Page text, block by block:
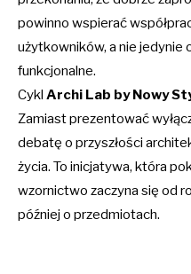
powinno wspierać
użytkowników, a nie jedynie
funkcjonalne.
Cykl Archi Lab by Nowy
Zamiast prezentować
debatę o przyszłości
życia. To inicjatywa, która
wzornictwo zaczyna się od
później o przedmiotach.